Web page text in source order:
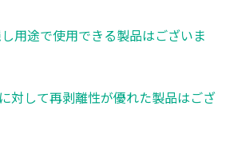
用途で使用できる製品はございま
対して再剥離性が優れた製品はござ